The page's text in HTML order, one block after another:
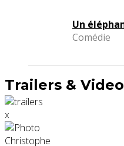
Un
Comédie
Trailers &
x